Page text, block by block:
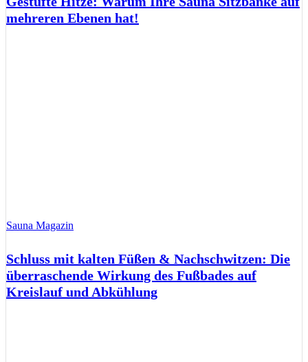
mehreren Ebenen hat!
Sauna Magazin
Schluss mit kalten Füßen & Nachschwitzen: Die
überraschende Wirkung des Fußbades auf
Kreislauf und Abkühlung